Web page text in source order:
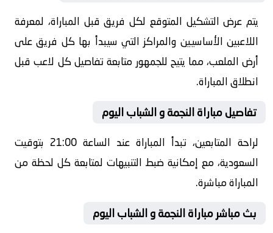
يتم عرض التشكيل المتوقع لكل فريق قبل المباراة، لمعرفة
اللاعبين الأساسيين والمراكز التي سيبدأ بها كل فريق على
أرض الملعب، مما يتيح للجمهور متابعة تفاصيل كل لاعب قبل
انطلاق المباراة.
تفاصيل مباراة النجمة و الشباب اليوم
لراحة المتابعين، تبدأ المباراة عند الساعة 21:00 بتوقيت
السعودية، مع إمكانية ضبط التنبيهات لمتابعة كل لحظة من
المباراة مباشرة.
بث مباشر مباراة النجمة و الشباب اليوم